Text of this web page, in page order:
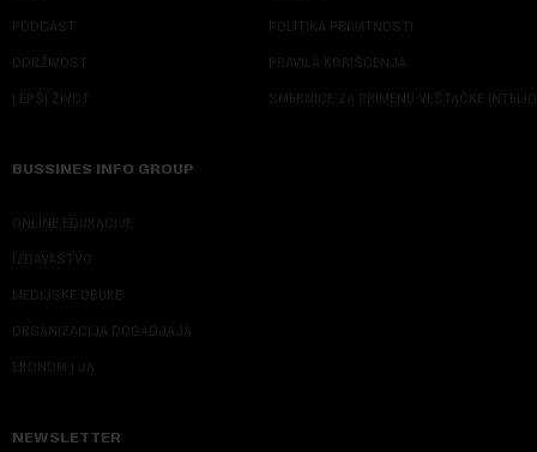
PODCAST
ODRŽIVOST
LEPŠI ŽIVOT
POLITIKA PRIVATNOSTI
PRAVILA KORIŠĆENJA
SMERNICE ZA PRIMENU VEŠTAČKE
BUSSINES INFO GROUP
ONLINE EDUKACIJE
IZDAVAŠTVO
MEDIJSKE OBUKE
ORGANIZACIJA DOGADJAJA
EKONOM I JA
NEWSLETTER